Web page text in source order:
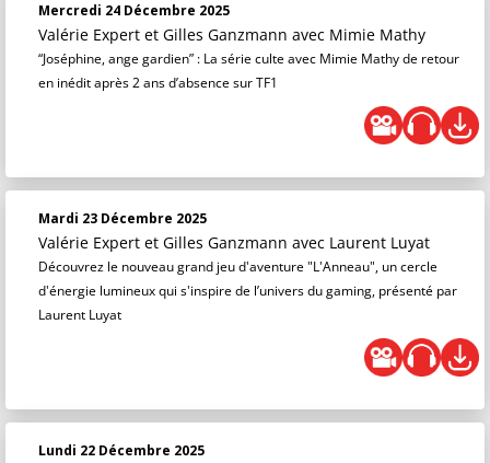
Mercredi 24 Décembre 2025
Valérie Expert et Gilles Ganzmann avec Mimie Mathy
“Joséphine, ange gardien” : La série culte avec Mimie Mathy de retour
en inédit après 2 ans d’absence sur TF1
Mardi 23 Décembre 2025
Valérie Expert et Gilles Ganzmann avec Laurent Luyat
Découvrez le nouveau grand jeu d'aventure "L'Anneau", un cercle
d'énergie lumineux qui s'inspire de l’univers du gaming, présenté par
Laurent Luyat
Lundi 22 Décembre 2025